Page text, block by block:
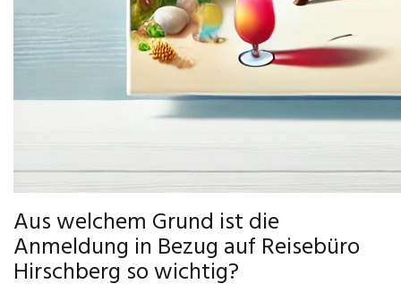
Aus welchem Grund ist die
Anmeldung in Bezug auf Reisebüro
Hirschberg so wichtig?